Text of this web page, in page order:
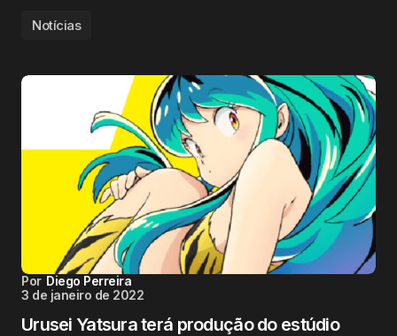
Notícias
Por Diego Perreira
3 de janeiro de 2022
Urusei Yatsura terá produção do estúdio